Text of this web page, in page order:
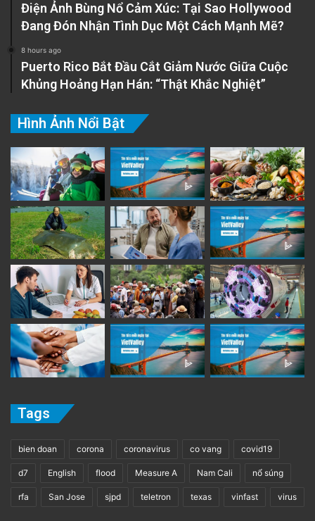
Điện Ảnh Bùng Nổ Cảm Xúc: Tại Sao Hollywood
Đang Đón Nhận Tình Dục Một Cách Mạnh Mẽ?
8 hours ago
Puerto Rico Bắt Đầu Cắt Giảm Nước Giữa Cuộc
Khủng Hoảng Hạn Hán: “Thật Khắc Nghiệt”
Hình Ảnh Nổi Bật
Tags
bien doan corona coronavirus co vang covid19
d7 English flood Measure A Nam Cali nổ súng
rfa San Jose sjpd teletron texas vinfast virus